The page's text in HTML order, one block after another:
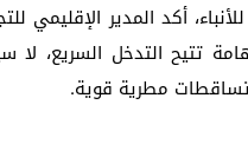
أكد المدير الإقليمي
تتيح التدخل السريع،
مطرية قوية.